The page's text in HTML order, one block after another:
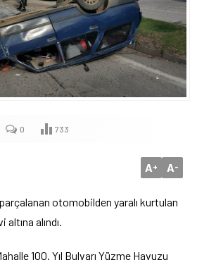
0 733
A+ A-
otomobilden yaralı kurtulan
alındı.
100. Yıl Bulvarı Yüzme Havuzu